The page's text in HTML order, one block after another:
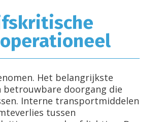
Het belangrijkste
doorgang die
Interne transportmiddelen
tussen